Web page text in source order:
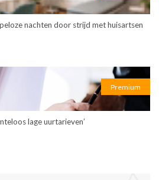
nachten door strijd met huisartsen
Premium
lage uurtarieven’